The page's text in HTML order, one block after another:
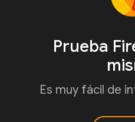
Prueba
Es muy fácil de